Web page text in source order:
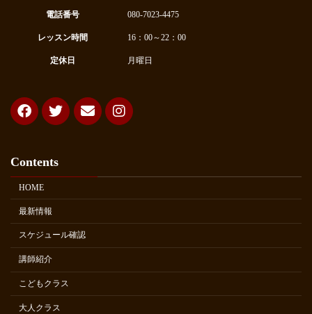
電話番号 080-7023-4475
レッスン時間 16：00～22：00
定休日 月曜日
Contents
HOME
最新情報
スケジュール確認
講師紹介
こどもクラス
大人クラス